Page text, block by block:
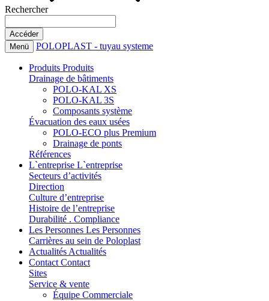
Rechercher
Menü POLOPLAST - tuyau systeme
Produits Produits
Drainage de bâtiments
POLO-KAL XS
POLO-KAL 3S
Composants système
Évacuation des eaux usées
POLO-ECO plus Premium
Drainage de ponts
Références
L`entreprise L`entreprise
Secteurs d’activités
Direction
Culture d’entreprise
Histoire de l’entreprise
Durabilité . Compliance
Les Personnes Les Personnes
Carrières au sein de Poloplast
Actualités Actualités
Contact Contact
Sites
Service & vente
Équipe Commerciale